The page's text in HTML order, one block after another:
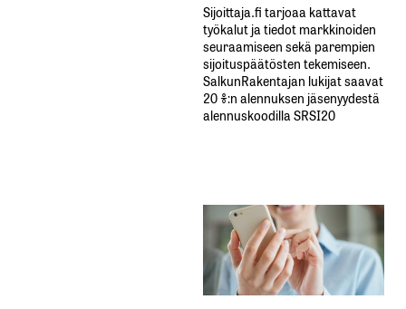
Sijoittaja.fi tarjoaa kattavat
työkalut ja tiedot markkinoiden
seuraamiseen sekä parempien
sijoituspäätösten tekemiseen.
SalkunRakentajan lukijat saavat
20 %:n alennuksen jäsenyydestä
alennuskoodilla SRSI20